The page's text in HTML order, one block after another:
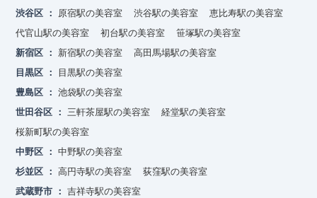
渋谷区
原宿駅の美容室 渋谷駅の美容室
恵比寿駅の美容室
代官山駅の美容室
初台駅の美容室
笹塚駅の美容室
新宿区
新宿駅の美容室
高田馬場駅の美容室
目黒区
目黒駅の美容室
豊島区
池袋駅の美容室
世田谷区
三軒茶屋駅の美容室
経堂駅の美容室
桜新町駅の美容室
中野区
中野駅の美容室
杉並区
高円寺駅の美容室
荻窪駅の美容室
武蔵野市
吉祥寺駅の美容室